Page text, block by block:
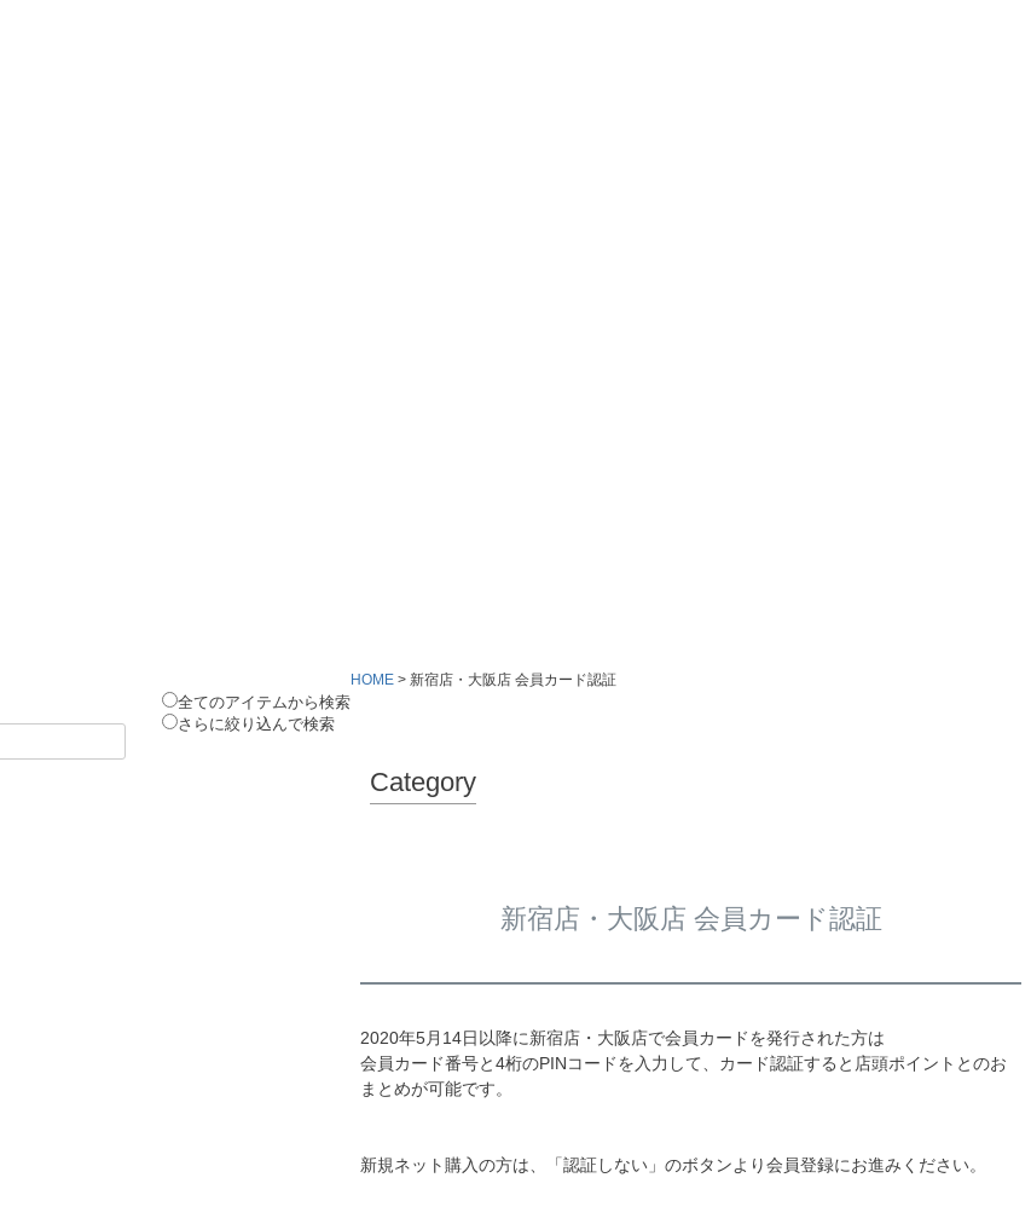
全てのアイテムから検索
さらに絞り込んで検索
HOME 新宿店・大阪店 会員カード認証
Category
新宿店・大阪店 会員カード認証
2020年5月14日以降に新宿店・大阪店で会員カードを発行された方は
会員カード番号と4桁のPINコードを入力して、カード認証すると店頭ポイントとのお
まとめが可能です。
新規ネット購入の方は、「認証しない」のボタンより会員登録にお進みください。